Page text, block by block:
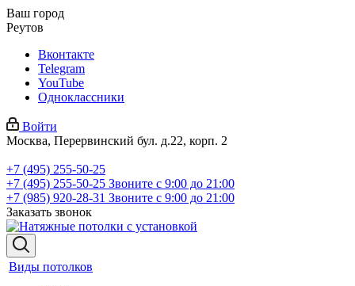
Ваш город
Реутов
Вконтакте
Telegram
YouTube
Одноклассники
Войти
Москва, Перервинский бул. д.22, корп. 2
+7 (495) 255-50-25
+7 (495) 255-50-25 Звоните с 9:00 до 21:00
+7 (985) 920-28-31 Звоните с 9:00 до 21:00
Заказать звонок
Виды потолков